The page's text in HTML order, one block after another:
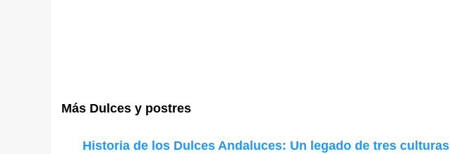
Más Dulces y postres
Historia de los Dulces Andaluces: Un legado de tres culturas